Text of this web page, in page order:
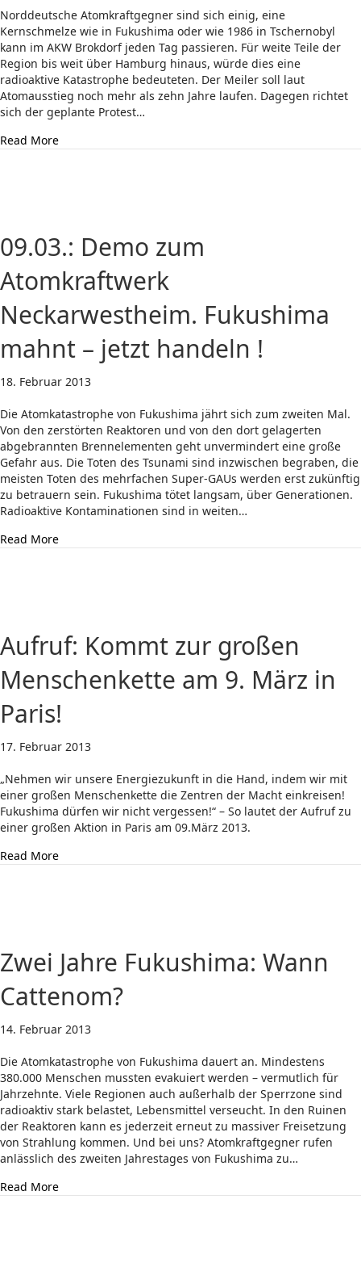
Norddeutsche Atomkraftgegner sind sich einig, eine
Kernschmelze wie in Fukushima oder wie 1986 in Tschernobyl
kann im AKW Brokdorf jeden Tag passieren. Für weite Teile der
Region bis weit über Hamburg hinaus, würde dies eine
radioaktive Katastrophe bedeuteten. Der Meiler soll laut
Atomausstieg noch mehr als zehn Jahre laufen. Dagegen richtet
sich der geplante Protest…
Read Moreabout Tschernobyl-Jahrestag: Protest-Meile am AKW
09.03.: Demo zum
Atomkraftwerk
Neckarwestheim. Fukushima
mahnt – jetzt handeln !
18. Februar 2013
Die Atomkatastrophe von Fukushima jährt sich zum zweiten Mal.
Von den zerstörten Reaktoren und von den dort gelagerten
abgebrannten Brennelementen geht unvermindert eine große
Gefahr aus. Die Toten des Tsunami sind inzwischen begraben, die
meisten Toten des mehrfachen Super-GAUs werden erst zukünftig
zu betrauern sein. Fukushima tötet langsam, über Generationen.
Radioaktive Kontaminationen sind in weiten…
Read Moreabout 09.03.: Demo zum Atomkraftwerk
Aufruf: Kommt zur großen
Menschenkette am 9. März in
Paris!
17. Februar 2013
„Nehmen wir unsere Energiezukunft in die Hand, indem wir mit
einer großen Menschenkette die Zentren der Macht einkreisen!
Fukushima dürfen wir nicht vergessen!“ – So lautet der Aufruf zu
einer großen Aktion in Paris am 09.März 2013.
Read Moreabout Aufruf: Kommt zur großen Menschenkette am 9.
Zwei Jahre Fukushima: Wann
Cattenom?
14. Februar 2013
Die Atomkatastrophe von Fukushima dauert an. Mindestens
380.000 Menschen mussten evakuiert werden – vermutlich für
Jahrzehnte. Viele Regionen auch außerhalb der Sperrzone sind
radioaktiv stark belastet, Lebensmittel verseucht. In den Ruinen
der Reaktoren kann es jederzeit erneut zu massiver Freisetzung
von Strahlung kommen. Und bei uns? Atomkraftgegner rufen
anlässlich des zweiten Jahrestages von Fukushima zu…
Read Moreabout Zwei Jahre Fukushima: Wann Cattenom?